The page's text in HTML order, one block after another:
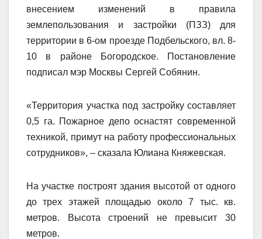
внесением изменений в правила
землепользования и застройки (ПЗЗ) для
территории в 6-ом проезде Подбельского, вл. 8-
10 в районе Богородское. Постановление
подписал мэр Москвы Сергей Собянин.
«Территория участка под застройку составляет
0,5 га. Пожарное депо оснастят современной
техникой, примут на работу профессиональных
сотрудников», – сказала Юлиана Княжевская.
На участке построят здания высотой от одного
до трех этажей площадью около 7 тыс. кв.
метров. Высота строений не превысит 30
метров.